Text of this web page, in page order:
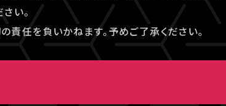
い。
任を負いかねます。予めご了承ください。